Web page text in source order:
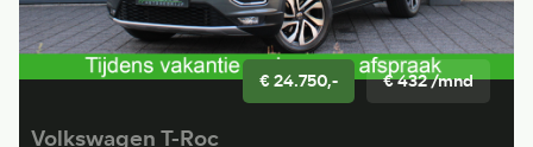
€ 24.750,- € 432 /mnd
Volkswagen T-Roc